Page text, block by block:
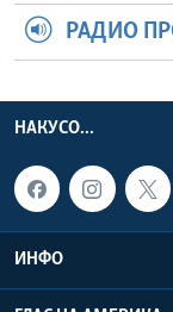
РАДИО
НАКУСО...
ИНФО